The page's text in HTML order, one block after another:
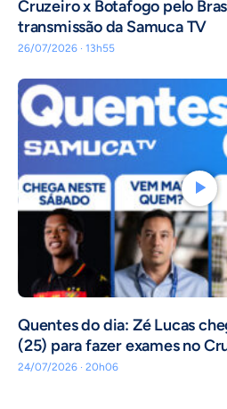
Cruzeiro x Botafogo pelo
transmissão da Samuca TV
26/07/2026 · 13h55
Quentes do dia: Zé Lucas
(25) para fazer exames no
24/07/2026 · 20h06